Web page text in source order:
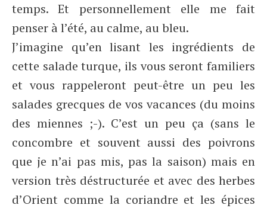
temps. Et personnellement elle me fait
penser à l’été, au calme, au bleu.
J’imagine qu’en lisant les ingrédients de
cette salade turque, ils vous seront familiers
et vous rappeleront peut-être un peu les
salades grecques de vos vacances (du moins
des miennes ;-). C’est un peu ça (sans le
concombre et souvent aussi des poivrons
que je n’ai pas mis, pas la saison) mais en
version très déstructurée et avec des herbes
d’Orient comme la coriandre et les épices